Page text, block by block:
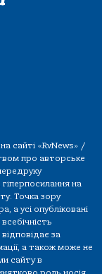
сайті «RvNews» /
про авторське
на
Точка зору
а усі опубліковані
за
а також може не
сайту в